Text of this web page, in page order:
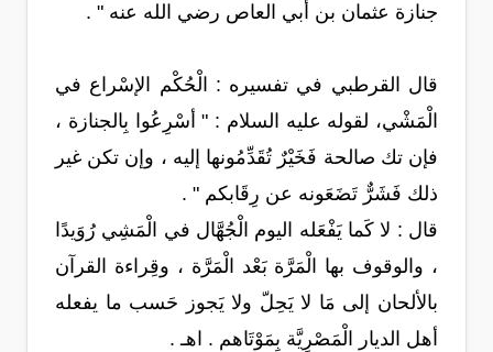
جنازة عثمان بن أبي العاص رضي الله عنه " .
قال القرطبي في تفسيره : الْحُكْم الإسْراع في
الْمَشْي، لقوله عليه السلام : " أسْرِعُوا بِالجنازة ،
فإن تك صالحة فَخَيْرٌ تُقَدِّمُونها إليه ، وإن تكن غير
ذلك فَشَرٌّ تَضَعَونه عن رِقَابكم " .
قال : لا كَما يَفْعَله اليوم الْجُهَّال في الْمَشِي رُوَيدًا
، والوقوف بها الْمَرَّة بَعْد الْمَرَّة ، وقِراءة القرآن
بالألحان إلى مَا لا يَحِلّ ولا يَجوز حَسب ما يفعله
أهل الديار الْمَصْرِيَّة بِمَوْتَاهم . اهـ .